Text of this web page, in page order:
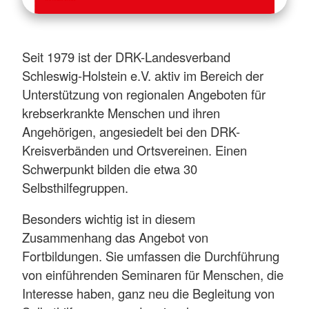
Seit 1979 ist der DRK-Landesverband
Schleswig-Holstein e.V. aktiv im Bereich der
Unterstützung von regionalen Angeboten für
krebserkrankte Menschen und ihren
Angehörigen, angesiedelt bei den DRK-
Kreisverbänden und Ortsvereinen. Einen
Schwerpunkt bilden die etwa 30
Selbsthilfegruppen.
Besonders wichtig ist in diesem
Zusammenhang das Angebot von
Fortbildungen. Sie umfassen die Durchführung
von einführenden Seminaren für Menschen, die
Interesse haben, ganz neu die Begleitung von